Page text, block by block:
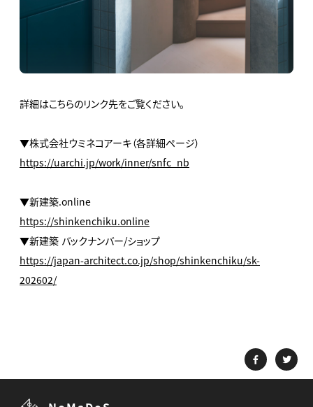
詳細はこちらのリンク先をご覧ください。
▼株式会社ウミネコアーキ（各詳細ページ）
https://uarchi.jp/work/inner/snfc_nb
▼新建築.online
https://shinkenchiku.online
▼新建築 バックナンバー/ショップ
https://japan-architect.co.jp/shop/shinkenchiku/sk-
202602/